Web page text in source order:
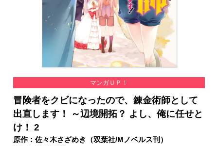
マンガＵＰ！
冒険者をクビになったので、錬金術師として
出直します！ ～辺境開拓？ よし、俺に任せと
け！ 2
原作：佐々木さざめき（双葉社/Mノベルス刊）